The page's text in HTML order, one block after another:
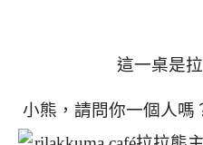
這一桌是
小熊，請問你一個人嗎